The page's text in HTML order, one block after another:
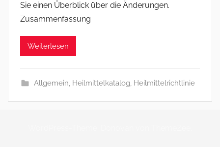
Sie einen Überblick über die Änderungen.
Zusammenfassung
Weiterlesen
Allgemein, Heilmittelkatalog, Heilmittelrichtlinie